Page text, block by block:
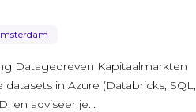
Datagedreven Kapitaalmarkten
in Azure (Databricks, SQL,
en adviseer je...